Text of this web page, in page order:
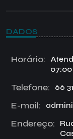
DADOS
Horário:
07:00
Telefone: 66
E-mail:
Endereço: